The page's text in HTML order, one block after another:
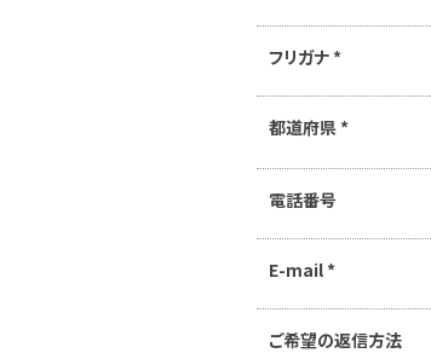
フリガナ *
都道府県 *
電話番号
E-mail *
ご希望の返信方法